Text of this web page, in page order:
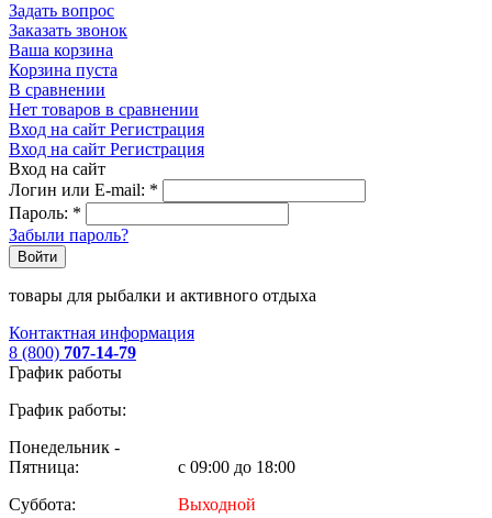
Задать вопрос
Заказать звонок
Ваша корзина
Корзина пуста
В сравнении
Нет товаров в сравнении
Вход на сайт Регистрация
Вход на сайт Регистрация
Вход на сайт
Логин или E-mail: *
Пароль: *
Забыли пароль?
Войти
товары для рыбалки и активного отдыха
Контактная информация
8 (800) 707-14-79
График работы
График работы:
Понедельник -
Пятница:
с 09:00 до 18:00
Суббота:
Выходной